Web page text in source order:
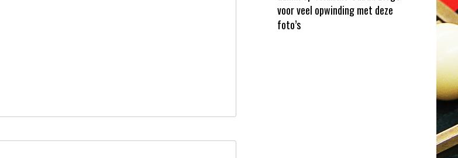
voor veel opwinding met deze
foto’s